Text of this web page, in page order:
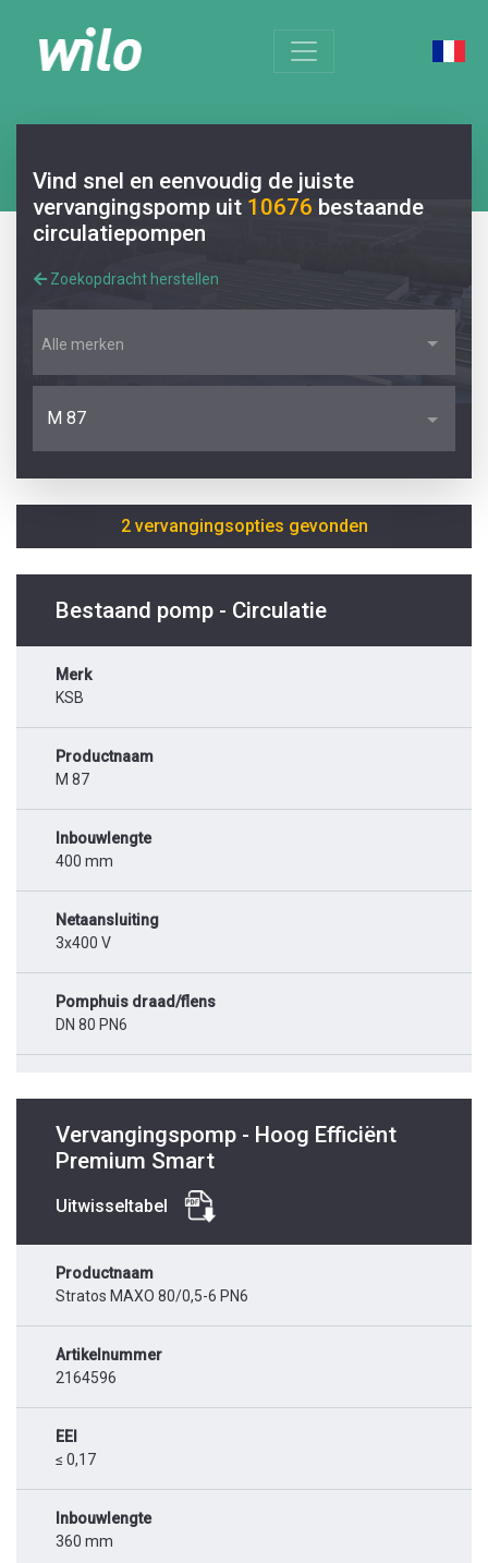
Vind snel en eenvoudig de juiste
vervangingspomp uit 10676 bestaande
circulatiepompen
Zoekopdracht herstellen
Alle merken
M 87
2 vervangingsopties gevonden
Bestaand pomp - Circulatie
Merk
KSB
Productnaam
M 87
Inbouwlengte
400 mm
Netaansluiting
3x400 V
Pomphuis draad/flens
DN 80 PN6
Vervangingspomp - Hoog Efficiënt
Premium Smart
Uitwisseltabel
Productnaam
Stratos MAXO 80/0,5-6 PN6
Artikelnummer
2164596
EEI
≤ 0,17
Inbouwlengte
360 mm